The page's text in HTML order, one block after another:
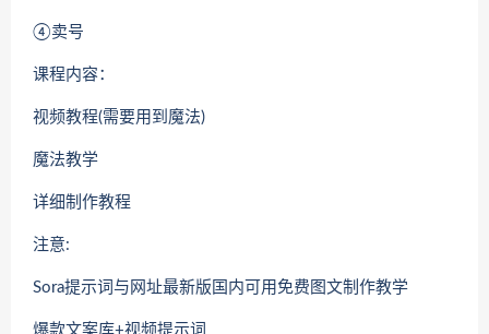
④卖号
课程内容：
视频教程(需要用到魔法)
魔法教学
详细制作教程
注意:
Sora提示词与网址最新版国内可用免费图文制作教学
爆款文案库+视频提示词